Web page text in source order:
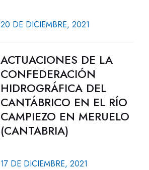
20 DE DICIEMBRE, 2021
ACTUACIONES DE LA
CONFEDERACIÓN
HIDROGRÁFICA DEL
CANTÁBRICO EN EL RÍO
CAMPIEZO EN MERUELO
(CANTABRIA)
17 DE DICIEMBRE, 2021